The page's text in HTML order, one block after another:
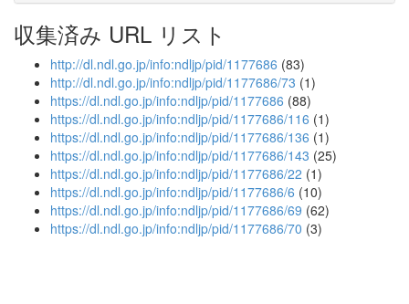
収集済み URL リスト
http://dl.ndl.go.jp/info:ndljp/pid/1177686 (83)
http://dl.ndl.go.jp/info:ndljp/pid/1177686/73 (1)
https://dl.ndl.go.jp/info:ndljp/pid/1177686 (88)
https://dl.ndl.go.jp/info:ndljp/pid/1177686/116 (1)
https://dl.ndl.go.jp/info:ndljp/pid/1177686/136 (1)
https://dl.ndl.go.jp/info:ndljp/pid/1177686/143 (25)
https://dl.ndl.go.jp/info:ndljp/pid/1177686/22 (1)
https://dl.ndl.go.jp/info:ndljp/pid/1177686/6 (10)
https://dl.ndl.go.jp/info:ndljp/pid/1177686/69 (62)
https://dl.ndl.go.jp/info:ndljp/pid/1177686/70 (3)